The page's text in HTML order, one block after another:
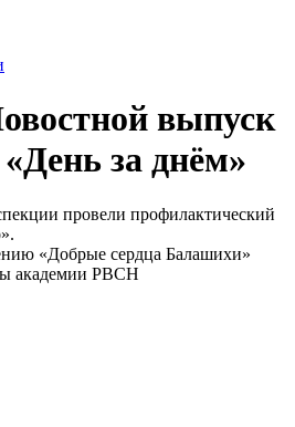
выпуск
за днём»
провели профилактический
«Добрые сердца Балашихи»
академии РВСН